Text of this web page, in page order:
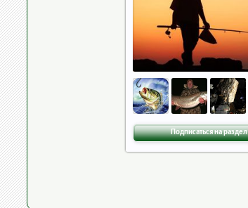
Подписаться на раздел